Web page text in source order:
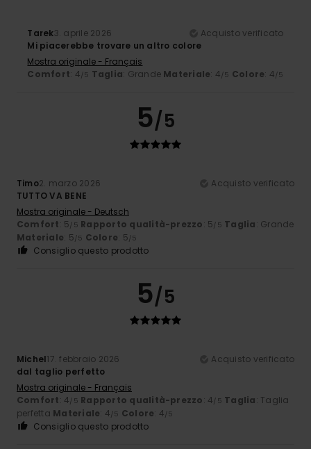
Tarek3. aprile 2026
Acquisto verificato
Mi piacerebbe trovare un altro colore
Mostra originale - Français
Comfort: 4 /5 Taglia: Grande Materiale: 4 /5 Colore: 4 /5
5/5
Timo2. marzo 2026
Acquisto verificato
TUTTO VA BENE
Mostra originale - Deutsch
Comfort: 5 /5 Rapporto qualità-prezzo: 5 /5 Taglia: Grande
Materiale: 5 /5 Colore: 5 /5
Consiglio questo prodotto
5/5
Michel17. febbraio 2026
Acquisto verificato
dal taglio perfetto
Mostra originale - Français
Comfort: 4 /5 Rapporto qualità-prezzo: 4 /5 Taglia: Taglia
perfetta Materiale: 4 /5 Colore: 4 /5
Consiglio questo prodotto